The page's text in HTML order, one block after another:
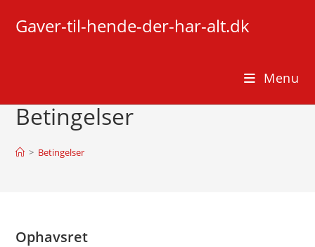
Gaver-til-hende-der-har-alt.dk
Menu
Betingelser
> Betingelser
Ophavsret